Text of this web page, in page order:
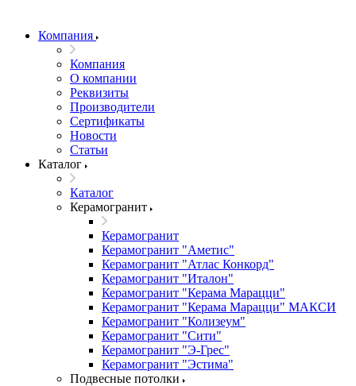
Компания
Компания
О компании
Реквизиты
Производители
Сертификаты
Новости
Статьи
Каталог
Каталог
Керамогранит
Керамогранит
Керамогранит "Аметис"
Керамогранит "Атлас Конкорд"
Керамогранит "Италон"
Керамогранит "Керама Марацци"
Керамогранит "Керама Марацци" МАКСИ
Керамогранит "Колизеум"
Керамогранит "Сити"
Керамогранит "Э-Грес"
Керамогранит "Эстима"
Подвесные потолки